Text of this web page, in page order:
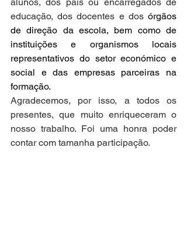
educação, dos docentes e dos órgãos
de direção da escola, bem como de
instituições e organismos locais
representativos do setor económico e
social e das empresas parceiras na
formação.
Agradecemos, por isso, a todos os
presentes, que muito enriqueceram o
nosso trabalho. Foi uma honra poder
contar com tamanha participação.